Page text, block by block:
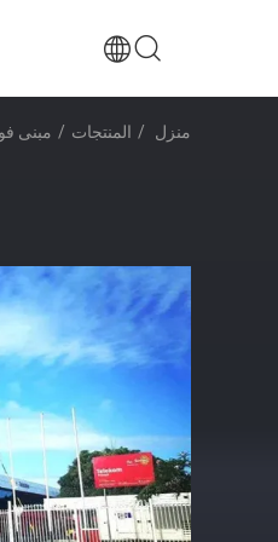
منزل / المنتجات / مبنى